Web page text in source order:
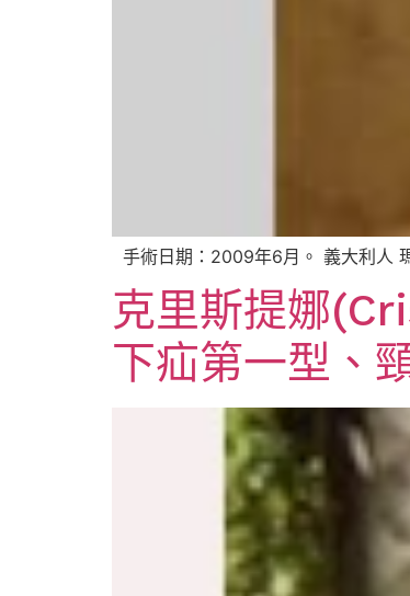
手術日期：2009年6月。 義大利人
克里斯提娜
下疝第一型、